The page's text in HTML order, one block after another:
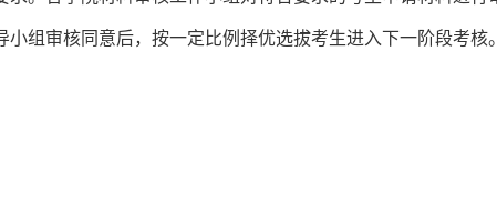
组审核同意后，按一定比例择优选拔考生进入下一阶段考核。